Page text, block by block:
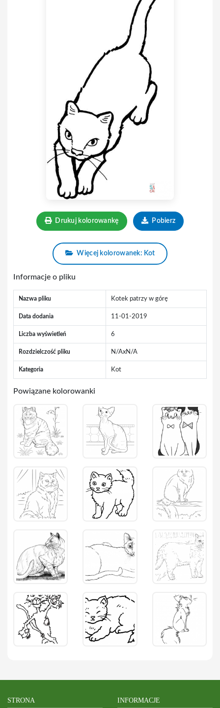
Drukuj kolorowankę Pobierz
Więcej kolorowanek: Kot
Informacje o pliku
Nazwa pliku Kotek patrzy w górę
Data dodania 11-01-2019
Liczba wyświetleń 6
Rozdzielczość pliku N/AxN/A
Kategoria Kot
Powiązane kolorowanki
STRONA INFORMACJE